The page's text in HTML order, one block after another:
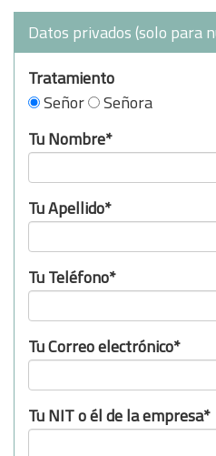
Datos privados (solo para
Tratamiento
Señor
Señora
Tu Nombre*
Tu Apellido*
Tu Teléfono*
Tu Correo electrónico*
Tu NIT o él de la empresa*